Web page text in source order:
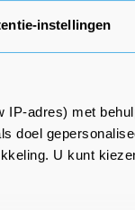
instellingen
adres) met
doel
U kunt